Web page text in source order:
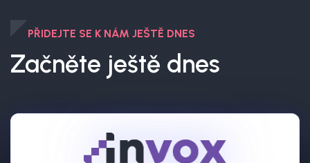
PŘIDEJTE SE K NÁM JEŠTĚ DNES
Začněte ještě dnes